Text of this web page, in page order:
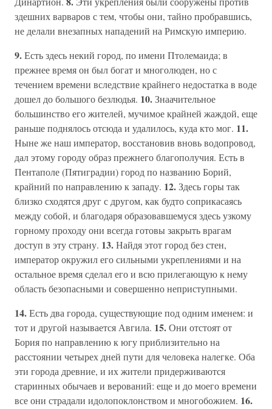
здешних варваров с тем, чтобы они, тайно пробравшись,
не делали внезапных нападений на Римскую империю.
9.Есть здесь некий город, по имени Птолемаида; в
прежнее время он был богат и многолюден, но с
течением времени вследствие крайнего недостатка в воде
дошел до большого безлюдья. 10.Знаачительное
большинство его жителей, мучимое крайней жаждой, еще
раньше поднялось отсюда и удалилось, куда кто мог. 11.
Ныне же наш император, восстановив вновь водопровод,
дал этому городу образ прежнего благополучия. Есть в
Пентаполе (Пятиградии) город по названию Борий,
крайний по направлению к западу. 12.Здесь горы так
близко сходятся друг с другом, как будто соприкасаясь
между собой, и благодаря образовавшемуся здесь узкому
горному проходу они всегда готовы закрыть врагам
доступ в эту страну. 13.Найдя этот город без стен,
император окружил его сильными укреплениями и на
остальное время сделал его и всю прилегающую к нему
область безопасными и совершенно неприступными.
14.Есть два города, существующие под одним именем: и
тот и другой называется Авгила. 15.Они отстоят от
Бория по направлению к югу приблизительно на
расстоянии четырех дней пути для человека налегке. Оба
эти города древние, и их жители придерживаются
старинных обычаев и верований: еще и до моего времени
все они страдали идолопоклонством и многобожием. 16.